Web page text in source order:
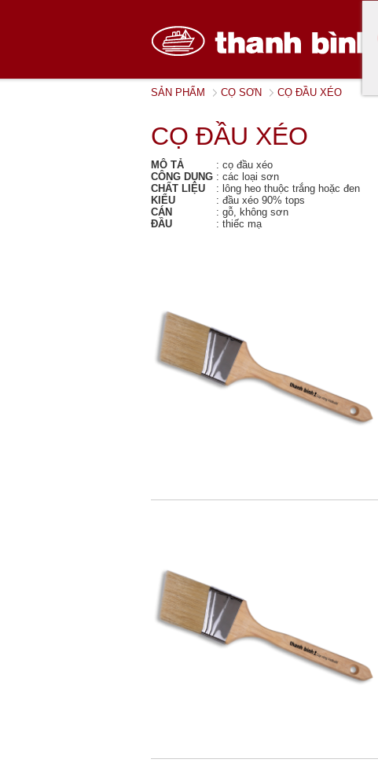
SẢN PHẨM CỌ SƠN CỌ ĐẦU XÉO
CỌ ĐẦU XÉO
MÔ TẢ : cọ đầu xéo
CÔNG DỤNG : các loại sơn
CHẤT LIỆU
: lông heo thuộc trắng hoặc đen
KIỂU
: đầu xéo 90% tops
CÁN
: gỗ, không sơn
ĐẦU
: thiếc mạ